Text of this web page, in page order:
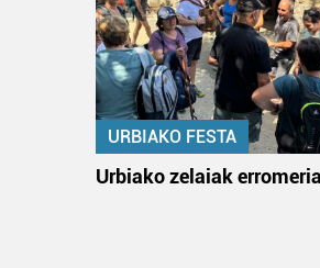
URBIAKO FESTA
Urbiako zelaiak